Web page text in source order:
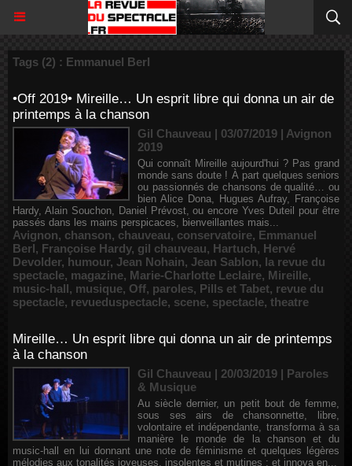
Tags (2) : Emmanuel Berl
•Off 2019• Mireille… Un esprit libre qui donna un air de
printemps à la chanson
Gil Chauveau | 03/07/2019 | Avignon
2019
Qui connaît Mireille aujourd'hui ? Pas grand
monde sans doute ! À part quelques seniors
ou passionnés de chansons de qualité… ou
bien Alice Dona, Hugues Aufray, Françoise
Hardy, Alain Souchon, Daniel Prévost, ou encore Yves Duteil pour être
passés dans les mains perspicaces, bienveillantes mais...
Avignon, chanson, chauveau, conservatoire, Emmanuel
Berl, Françoise Hardy, gil chauveau, Hartuch, Hervé
Devolder, humour, Jean Nohain, Jean Sablon, la revue du
spectacle, magazine, Marie-Charlotte Leclaire, Mireille,
music-hall, musique, Off, paroles, Pills et Tabet, revue du
spectacle, revueduspectacle, scene, spectacle, theatre
Mireille… Un esprit libre qui donna un air de printemps
à la chanson
Gil Chauveau | 20/03/2019 | Paroles
& Musique
Au siècle dernier, un petit bout de femme,
sous ses airs de chansonnette, libre,
volontaire et indépendante, transforma à sa
manière le monde de la chanson et du
music-hall en lui donnant une note de féminisme et quelques légères
mélodies aux tonalités joyeuses, insolentes et mutines ; et innova en...